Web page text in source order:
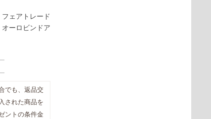
ェアトレード
ーロビンドア
でも、返品交
された商品を
ントの条件金